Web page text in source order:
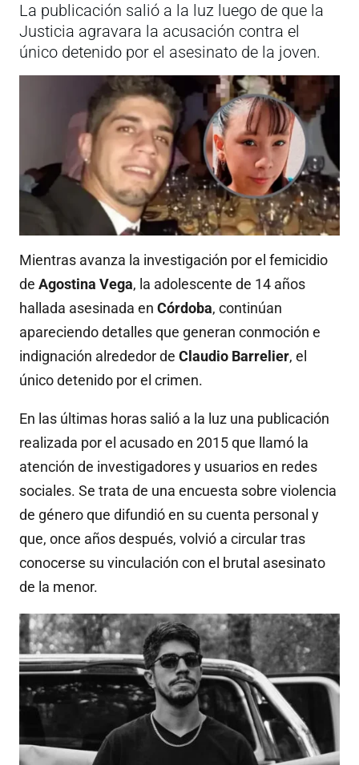
La publicación salió a la luz luego de que la
Justicia agravara la acusación contra el
único detenido por el asesinato de la joven.
Mientras avanza la investigación por el femicidio
de Agostina Vega, la adolescente de 14 años
hallada asesinada en Córdoba, continúan
apareciendo detalles que generan conmoción e
indignación alrededor de Claudio Barrelier, el
único detenido por el crimen.
En las últimas horas salió a la luz una publicación
realizada por el acusado en 2015 que llamó la
atención de investigadores y usuarios en redes
sociales. Se trata de una encuesta sobre violencia
de género que difundió en su cuenta personal y
que, once años después, volvió a circular tras
conocerse su vinculación con el brutal asesinato
de la menor.